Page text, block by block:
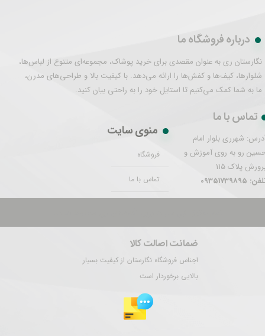
ضمانت اصالت کالا
اجناس فروشگاه نگارستان از کیفیت بسیار
بالایی برخوردار است
درباره فروشگاه ما
نگارستان ری به عنوان مقصدی برای خرید پوشاک، مجموعه‌ای متنوع از لباس‌ها،
شلوارها، کیف‌ها و کفش‌ها را ارائه می‌دهد. با کیفیت بالا و طراحی‌های مدرن،
ما به شما کمک می‌کنیم تا استایل خود را به راحتی بیان کنید.
تماس با ما
شهرری بلوار امام
رو به روی آموزش و
پلاک 115
09351739895
منوی سایت
فروشگاه
تماس با ما